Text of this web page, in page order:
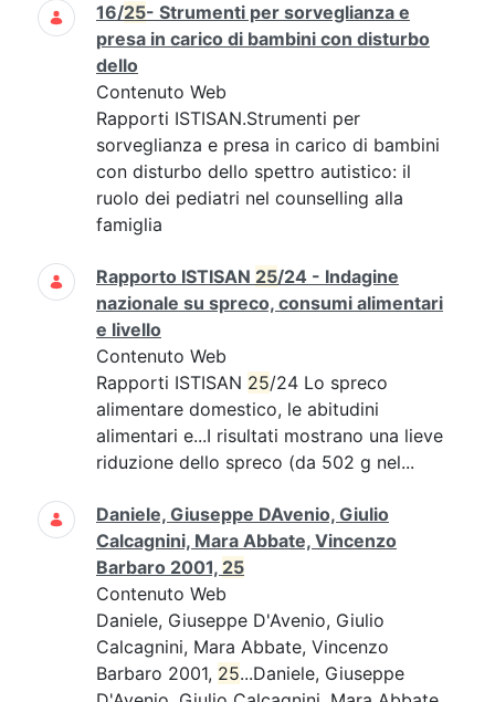
16/25- Strumenti per sorveglianza e
presa in carico di bambini con disturbo
dello
Contenuto Web
Rapporti ISTISAN.Strumenti per
sorveglianza e presa in carico di bambini
con disturbo dello spettro autistico: il
ruolo dei pediatri nel counselling alla
famiglia
Rapporto ISTISAN 25/24 - Indagine
nazionale su spreco, consumi alimentari
e livello
Contenuto Web
Rapporti ISTISAN 25/24 Lo spreco
alimentare domestico, le abitudini
alimentari e...I risultati mostrano una lieve
riduzione dello spreco (da 502 g nel...
Daniele, Giuseppe DAvenio, Giulio
Calcagnini, Mara Abbate, Vincenzo
Barbaro 2001, 25
Contenuto Web
Daniele, Giuseppe D'Avenio, Giulio
Calcagnini, Mara Abbate, Vincenzo
Barbaro 2001, 25...Daniele, Giuseppe